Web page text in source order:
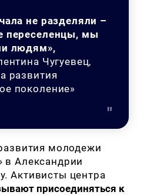
не разделяли –
переселенцы, мы
людям»,
Чугуевец,
развития
поколение»
молодежи
в Александрии
Активисты центра
присоединяться к